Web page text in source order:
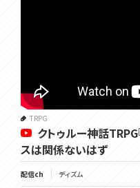
TRPG
クトゥルー神話
スは関係ないはず
配信ch ディズム